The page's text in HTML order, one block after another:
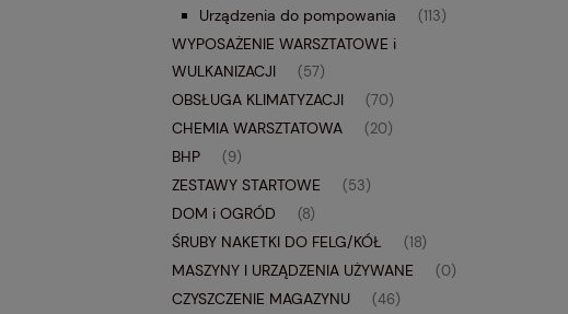
Urządzenia do pompowania (113)
WYPOSAŻENIE WARSZTATOWE i
WULKANIZACJI
(57)
OBSŁUGA KLIMATYZACJI (70)
CHEMIA WARSZTATOWA (20)
BHP (9)
ZESTAWY STARTOWE (53)
DOM i OGRÓD (8)
ŚRUBY NAKETKI DO FELG/KÓŁ (18)
MASZYNY I URZĄDZENIA UŻYWANE (0)
CZYSZCZENIE MAGAZYNU (46)